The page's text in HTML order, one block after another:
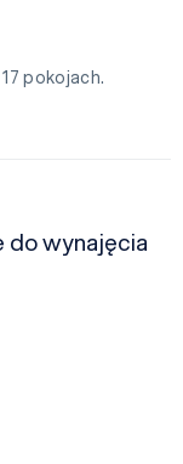
pokojach.
do wynajęcia